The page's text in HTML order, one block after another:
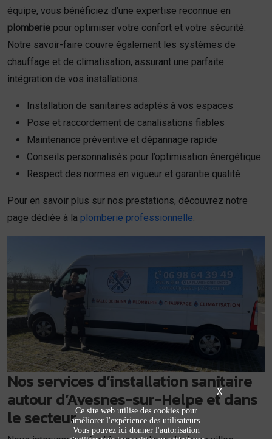
équipe, vous bénéficiez d’une expertise reconnue en
plomberie pour optimiser votre confort et votre sécurité.
Notre savoir-faire couvre également les systèmes de
chauffage et de climatisation, assurant une parfaite
intégration de vos installations.
Installation de sanitaires adaptés à vos espaces
Pose et raccordement de canalisations fiables
Maintenance préventive et dépannage rapide
Conseils personnalisés pour l’optimisation énergétique
Respect des normes en vigueur et garantie qualité
Pour en savoir plus sur nos prestations, découvrez notre
page dédiée à la plomberie professionnelle.
Nos services d’installation sanitaire
autour d’Avesnes-sur-Helpe et dans
le secteur
X
Ce site web utilise des cookies pour
améliorer l'expérience des utilisateurs.
Vous pouvez ici donner l'autorisation